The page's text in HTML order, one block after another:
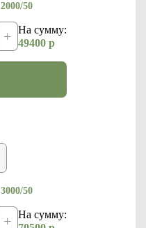
2000/50
+
На сумму:
49400 р
3000/50
+
На сумму: